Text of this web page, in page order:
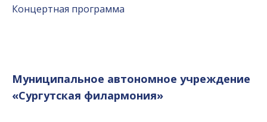
Концертная программа
Муниципальное автономное учреждение
«Сургутская филармония»